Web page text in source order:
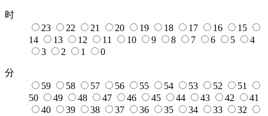
时
23
22 21 20 19 18 17 16
15
14
13 12 11 10 9 8 7 6 5
4
3
2 1 0
分
59
58 57 56 55 54 53 52
51
50
49 48 47 46 45 44 43 42
41
40
39 38 37 36 35 34 33
32